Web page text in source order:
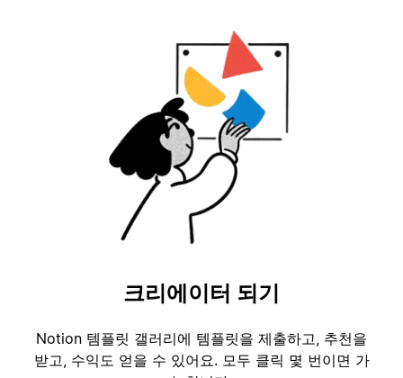
크리에이터 되기
Notion 템플릿 갤러리에 템플릿을 제출하고, 추천을
받고, 수익도 얻을 수 있어요. 모두 클릭 몇 번이면 가